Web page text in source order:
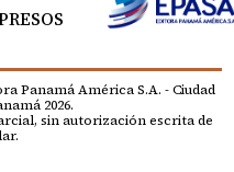
Panamá América S.A. - Ciudad
2026.
sin autorización escrita de